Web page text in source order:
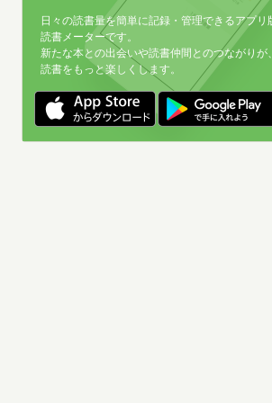
日々の読書量を簡単に記録・管理できるアプリ
読書メーターです。
新たな本との出会いや読書仲間とのつながりが
読書をもっと楽しくします。